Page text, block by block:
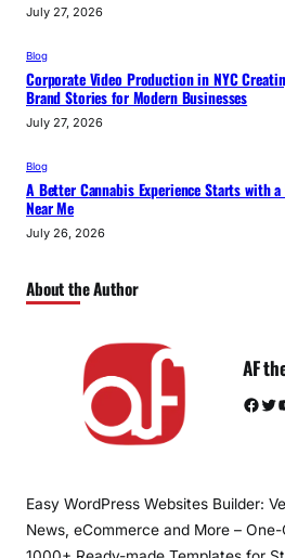
July 27, 2026
Blog
Corporate Video Production in NYC
Brand Stories for Modern Businesses
July 27, 2026
Blog
A Better Cannabis Experience Starts with a
Near Me
July 26, 2026
About the Author
AF
Facebook Twitter YouTube
Easy WordPress Websites Builder:
News, eCommerce and More –